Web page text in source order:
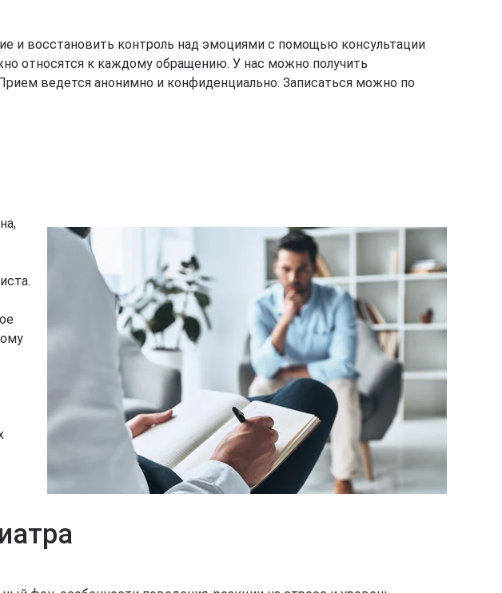
и восстановить контроль над эмоциями с помощью консультации
относятся к каждому обращению. У нас можно получить
ведется анонимно и конфиденциально. Записаться можно по